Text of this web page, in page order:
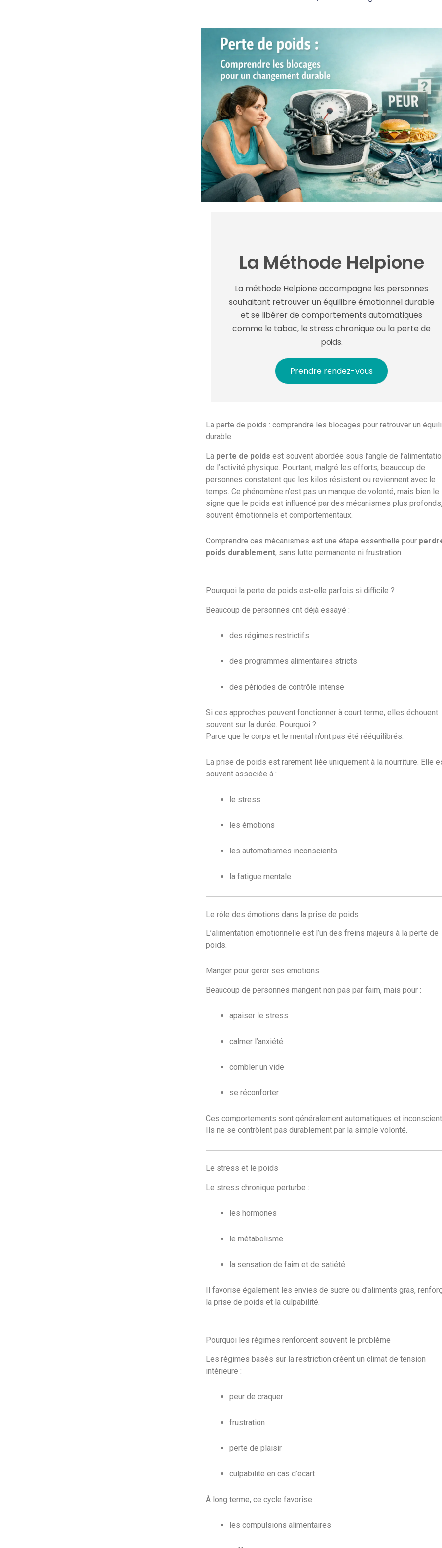
La Méthode Helpione
La méthode Helpione accompagne les personnes
souhaitant retrouver un équilibre émotionnel durable
et se libérer de comportements automatiques
comme le tabac, le stress chronique ou la perte de
poids.
Prendre rendez-vous
La perte de poids : comprendre les blocages pour retrouver un
durable
La perte de poids est souvent abordée sous l’angle de
de l’activité physique. Pourtant, malgré les efforts, beaucoup de
personnes constatent que les kilos résistent ou reviennent avec le
temps. Ce phénomène n’est pas un manque de volonté, mais bien le
signe que le poids est influencé par des mécanismes plus
souvent émotionnels et comportementaux.
Comprendre ces mécanismes est une étape essentielle pour
poids durablement, sans lutte permanente ni frustration.
Pourquoi la perte de poids est-elle parfois si difficile ?
Beaucoup de personnes ont déjà essayé :
des régimes restrictifs
des programmes alimentaires stricts
des périodes de contrôle intense
Si ces approches peuvent fonctionner à court terme, elles échouent
souvent sur la durée. Pourquoi ?
Parce que le corps et le mental n’ont pas été rééquilibrés.
La prise de poids est rarement liée uniquement à la nourriture. Elle
souvent associée à :
le stress
les émotions
les automatismes inconscients
la fatigue mentale
Le rôle des émotions dans la prise de poids
L’alimentation émotionnelle est l’un des freins majeurs à la perte de
poids.
Manger pour gérer ses émotions
Beaucoup de personnes mangent non pas par faim, mais pour :
apaiser le stress
calmer l’anxiété
combler un vide
se réconforter
Ces comportements sont généralement automatiques et
Ils ne se contrôlent pas durablement par la simple volonté.
Le stress et le poids
Le stress chronique perturbe :
les hormones
le métabolisme
la sensation de faim et de satiété
Il favorise également les envies de sucre ou d’aliments gras,
la prise de poids et la culpabilité.
Pourquoi les régimes renforcent souvent le problème
Les régimes basés sur la restriction créent un climat de tension
intérieure :
peur de craquer
frustration
perte de plaisir
culpabilité en cas d’écart
À long terme, ce cycle favorise :
les compulsions alimentaires